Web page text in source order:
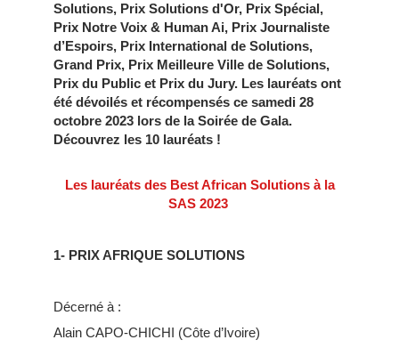
Solutions, Prix Solutions d'Or, Prix Spécial,
Prix Notre Voix & Human Ai, Prix Journaliste
d’Espoirs, Prix International de Solutions,
Grand Prix, Prix Meilleure Ville de Solutions,
Prix du Public et Prix du Jury. Les lauréats ont
été dévoilés et récompensés ce samedi 28
octobre 2023 lors de la Soirée de Gala.
Découvrez les 10 lauréats !
Les lauréats des Best African Solutions à la
SAS 2023
1- PRIX AFRIQUE SOLUTIONS
Décerné à :
Alain CAPO-CHICHI (Côte d’Ivoire)